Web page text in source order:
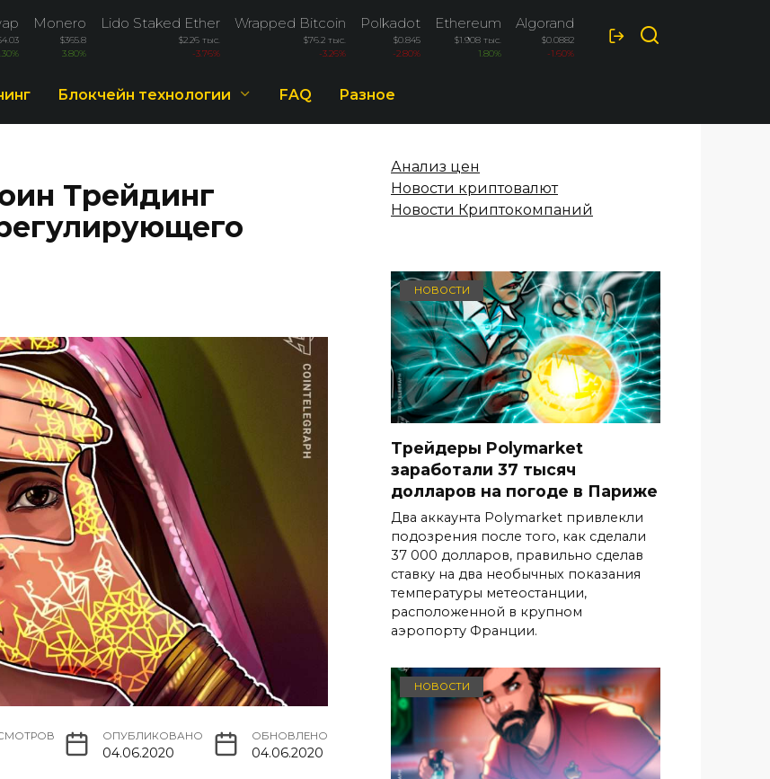
Monero
$365.8
3.80%
Lido Staked Ether
$2.26 тыс.
-3.76%
Wrapped Bitcoin
$76.2 тыс.
-3.26%
Polkadot
$0.845
-2.80%
Ethereum
$1.908 тыс.
1.80%
Algorand
$0.0882
-1.60%
Optimism
$0.0881
Блокчейн технологии FAQ Разное
Трейдинг
ОПУБЛИКОВАНО
04.06.2020
ОБНОВЛЕНО
04.06.2020
Анализ цен
Новости криптовалют
Новости Криптокомпаний
НОВОСТИ
Трейдеры Polymarket
заработали 37 тысяч
долларов на погоде в Париже
Два аккаунта Polymarket привлекли
подозрения после того, как сделали
37 000 долларов, правильно сделав
ставку на два необычных показания
температуры метеостанции,
расположенной в крупном
аэропорту Франции.
НОВОСТИ